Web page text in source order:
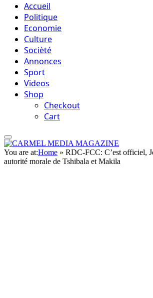
Accueil
Politique
Economie
Culture
Socièté
Annonces
Sport
Videos
Shop
Checkout
Cart
You are at:Home » RDC-FCC: C’est officiel,
autorité morale de Tshibala et Makila